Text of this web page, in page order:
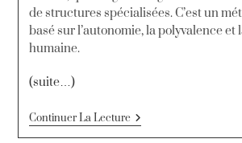
de structures spécialisées. C’est un
basé sur l’autonomie, la polyvalence et
humaine.
(suite…)
Continuer La Lecture